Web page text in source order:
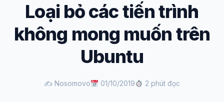
Loại bỏ các tiến trình
không mong muốn trên
Ubuntu
✍️ Nosomovo 01/10/2019 2 phút đọc